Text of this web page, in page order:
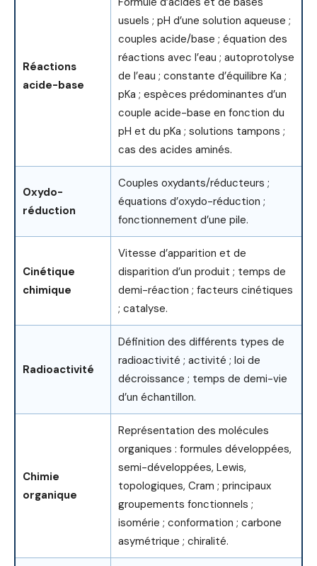
Réactions
acide-base
usuels ; pH d’une solution aqueuse ;
couples acide/base ; équation des
réactions avec l’eau ; autoprotolyse
de l’eau ; constante d’équilibre Ka ;
pKa ; espèces prédominantes d’un
couple acide-base en fonction du
pH et du pKa ; solutions tampons ;
cas des acides aminés.
Oxydo-
réduction
Couples oxydants/réducteurs ;
équations d’oxydo-réduction ;
fonctionnement d’une pile.
Cinétique
chimique
Vitesse d’apparition et de
disparition d’un produit ; temps de
demi-réaction ; facteurs cinétiques
; catalyse.
Radioactivité
Définition des différents types de
radioactivité ; activité ; loi de
décroissance ; temps de demi-vie
d’un échantillon.
Chimie
organique
Représentation des molécules
organiques : formules développées,
semi-développées, Lewis,
topologiques, Cram ; principaux
groupements fonctionnels ;
isomérie ; conformation ; carbone
asymétrique ; chiralité.